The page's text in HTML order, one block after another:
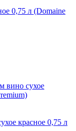
0,75 л (Domaine
красное 0,75 л